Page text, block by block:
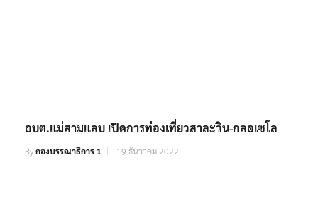
อบต.แม่สามแลบ เปิดการท่องเที่ยวสาละวิน-กลอเซโล
Byกองบรรณาธิการ 1 19 ธันวาคม 2022